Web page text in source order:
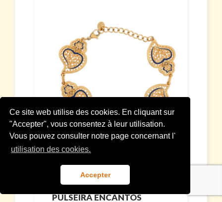
Ce site web utilise des cookies. En cliquant sur
"Accepter", vous consentez à leur utilisation.
Vous pouvez consulter notre page concernant l'
utilisation des cookies.
Accepter
PULSEIRA ENCANTOS